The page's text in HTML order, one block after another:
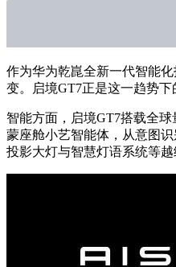
作为华为乾崑全新一代智能
变。启境GT7正是这一趋势
智能方面，启境GT7搭载全
蒙座舱小艺智能体，从意图
投影大灯与智慧灯语系统等越